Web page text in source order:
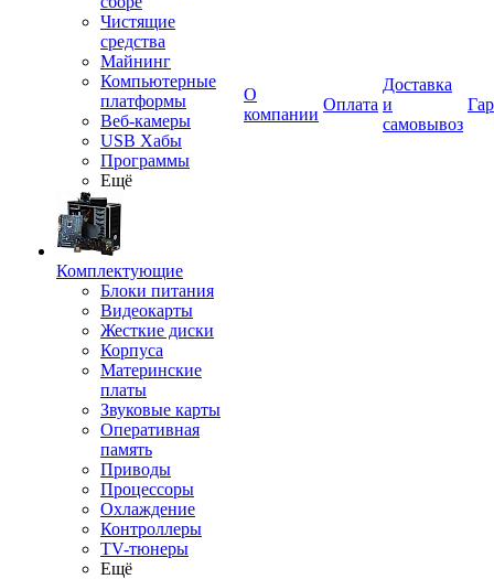
Чистящие
средства
Майнинг
Компьютерные
платформы
Веб-камеры
USB Хабы
Программы
Ещё
Комплектующие
Блоки питания
Видеокарты
Жесткие диски
Корпуса
Материнские
платы
Звуковые карты
Оперативная
память
Приводы
Процессоры
Охлаждение
Контроллеры
TV-тюнеры
Ещё
О
компании
Оплата
Доставка
и
самовывоз